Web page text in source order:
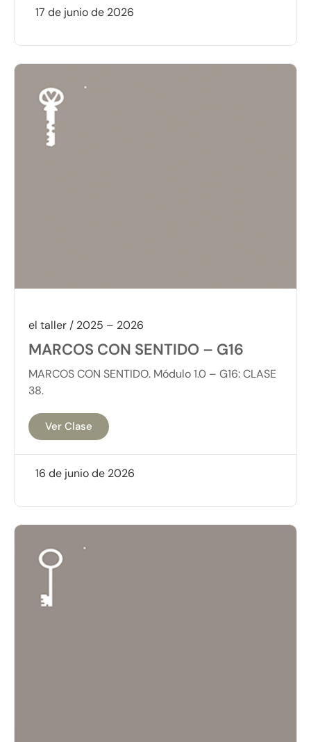
17 de junio de 2026
el taller / 2025 – 2026
MARCOS CON SENTIDO – G16
MARCOS CON SENTIDO. Módulo 1.0 – G16: CLASE
38.
Ver Clase
16 de junio de 2026